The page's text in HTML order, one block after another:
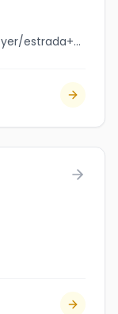
jobbank.gc.ca/browsejobs/employer/estrada+%26+tan/ca